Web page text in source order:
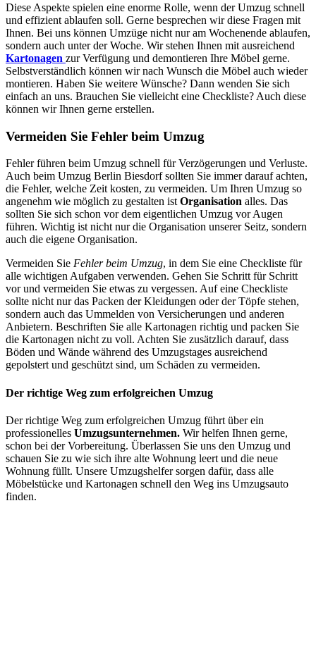
Diese Aspekte spielen eine enorme Rolle, wenn der Umzug schnell
und effizient ablaufen soll. Gerne besprechen wir diese Fragen mit
Ihnen. Bei uns können Umzüge nicht nur am Wochenende ablaufen,
sondern auch unter der Woche. Wir stehen Ihnen mit ausreichend
Kartonagen zur Verfügung und demontieren Ihre Möbel gerne.
Selbstverständlich können wir nach Wunsch die Möbel auch wieder
montieren. Haben Sie weitere Wünsche? Dann wenden Sie sich
einfach an uns. Brauchen Sie vielleicht eine Checkliste? Auch diese
können wir Ihnen gerne erstellen.
Vermeiden Sie Fehler beim Umzug
Fehler führen beim Umzug schnell für Verzögerungen und Verluste.
Auch beim Umzug Berlin Biesdorf sollten Sie immer darauf achten,
die Fehler, welche Zeit kosten, zu vermeiden. Um Ihren Umzug so
angenehm wie möglich zu gestalten ist Organisation alles. Das
sollten Sie sich schon vor dem eigentlichen Umzug vor Augen
führen. Wichtig ist nicht nur die Organisation unserer Seitz, sondern
auch die eigene Organisation.
Vermeiden Sie Fehler beim Umzug, in dem Sie eine Checkliste für
alle wichtigen Aufgaben verwenden. Gehen Sie Schritt für Schritt
vor und vermeiden Sie etwas zu vergessen. Auf eine Checkliste
sollte nicht nur das Packen der Kleidungen oder der Töpfe stehen,
sondern auch das Ummelden von Versicherungen und anderen
Anbietern. Beschriften Sie alle Kartonagen richtig und packen Sie
die Kartonagen nicht zu voll. Achten Sie zusätzlich darauf, dass
Böden und Wände während des Umzugstages ausreichend
gepolstert und geschützt sind, um Schäden zu vermeiden.
Der richtige Weg zum erfolgreichen Umzug
Der richtige Weg zum erfolgreichen Umzug führt über ein
professionelles Umzugsunternehmen. Wir helfen Ihnen gerne,
schon bei der Vorbereitung. Überlassen Sie uns den Umzug und
schauen Sie zu wie sich ihre alte Wohnung leert und die neue
Wohnung füllt. Unsere Umzugshelfer sorgen dafür, dass alle
Möbelstücke und Kartonagen schnell den Weg ins Umzugsauto
finden.